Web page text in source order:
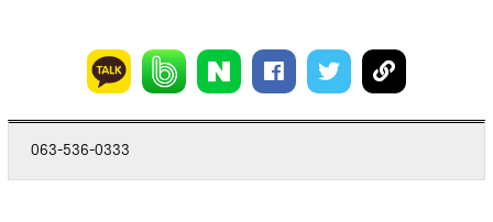
063-536-0333